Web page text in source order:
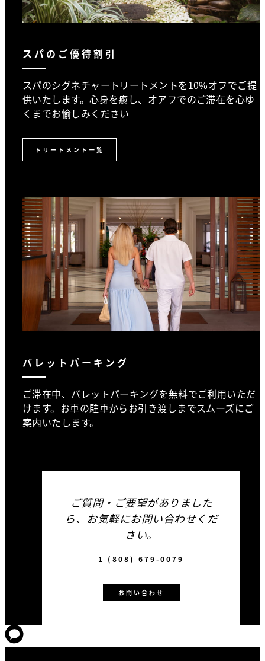
スパのご優待割引
スパのシグネチャートリートメントを10%オフでご提
供いたします。心身を癒し、オアフでのご滞在を心ゆ
くまでお愉しみください
トリートメント一覧
バレットパーキング
ご滞在中、バレットパーキングを無料でご利用いただ
けます。お車の駐車からお引き渡しまでスムーズにご
案内いたします。
ご質問・ご要望がありました
ら、お気軽にお問い合わせくだ
さい。
1 (808) 679-0079
お問い合わせ